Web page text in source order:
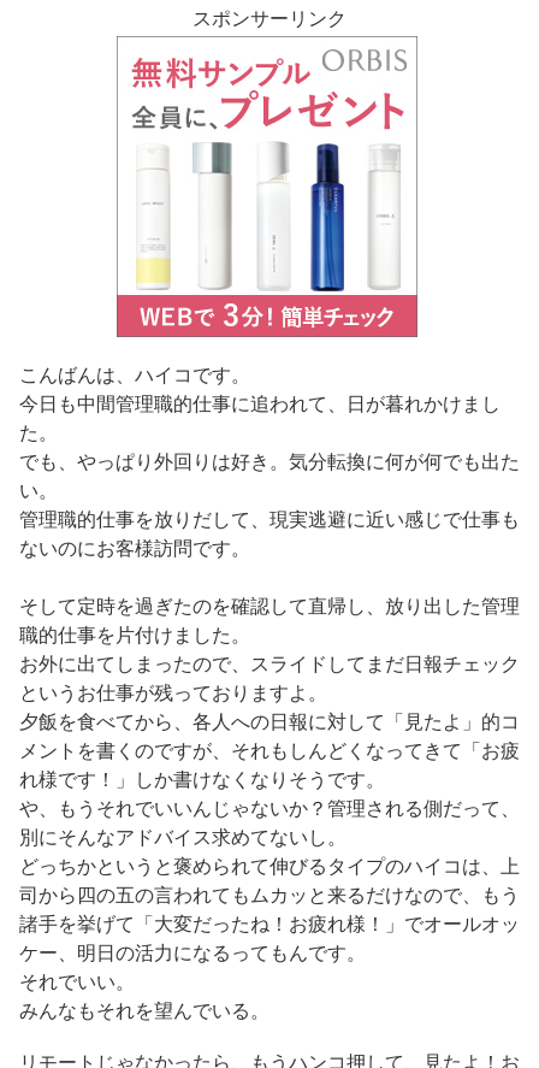
スポンサーリンク
こんばんは、ハイコです。
今日も中間管理職的仕事に追われて、日が暮れかけまし
た。
でも、やっぱり外回りは好き。気分転換に何が何でも出た
い。
管理職的仕事を放りだして、現実逃避に近い感じで仕事も
ないのにお客様訪問です。
そして定時を過ぎたのを確認して直帰し、放り出した管理
職的仕事を片付けました。
お外に出てしまったので、スライドしてまだ日報チェック
というお仕事が残っておりますよ。
夕飯を食べてから、各人への日報に対して「見たよ」的コ
メントを書くのですが、それもしんどくなってきて「お疲
れ様です！」しか書けなくなりそうです。
や、もうそれでいいんじゃないか？管理される側だって、
別にそんなアドバイス求めてないし。
どっちかというと褒められて伸びるタイプのハイコは、上
司から四の五の言われてもムカッと来るだけなので、もう
諸手を挙げて「大変だったね！お疲れ様！」でオールオッ
ケー、明日の活力になるってもんです。
それでいい。
みんなもそれを望んでいる。
リモートじゃなかったら、もうハンコ押して、見たよ！お